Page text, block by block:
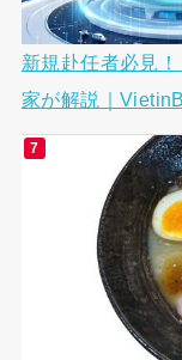
新規赴任者必見
家が解説｜